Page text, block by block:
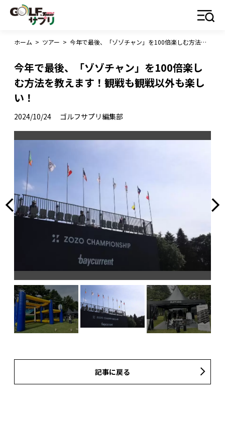
ホーム > ツアー > 今年で最後、「ゾゾチャン」を100倍楽しむ方法を教えます！観戦も観戦以外も楽しい！
今年で最後、「ゾゾチャン」を100倍楽し
む方法を教えます！観戦も観戦以外も楽し
い！
2024/10/24 ゴルフサプリ編集部
記事に戻る